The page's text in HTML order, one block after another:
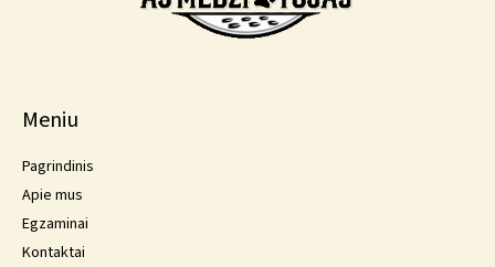
Meniu
Pagrindinis
Apie mus
Egzaminai
Kontaktai